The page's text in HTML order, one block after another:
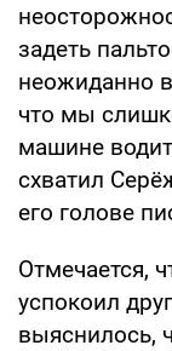
задеть
неожиданно
что мы
машине
схватил
его голове
Отмечается,
успокоил
выяснилось,